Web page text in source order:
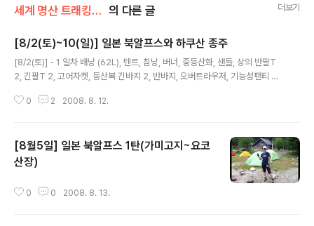
세계 명산 트래킹/일본북알프스 의 다른 글 더보기
[8/2(토)~10(일)] 일본 북알프스와 하쿠산 종주
[8/2(토)] - 1 일차 배낭 (62L), 텐트, 침낭, 버너, 중등산화, 샌들, 상의 반팔T
2, 긴팔T 2, 고어자켓, 등산복 긴바지 2, 반바지, 오버트라우저, 기능성팬티 3,
칼, 압박붕대, 수지침, 지도, 나침반, 디지털카메라, 태극기, 2030깃발, 선크림,
인보우(여성순), 진배기(최진백) [시간대별 일정] 15:30 공항버스 승차 16:30
인천공항 도착 18:25 인천발 나고야행 비행기 출발 20:00 나고야 추부국제공
0 2 2008. 8. 12.
[8월5일] 일본 북알프스 1탄(가미고지~요코
산장)
0 0 2008. 8. 13.